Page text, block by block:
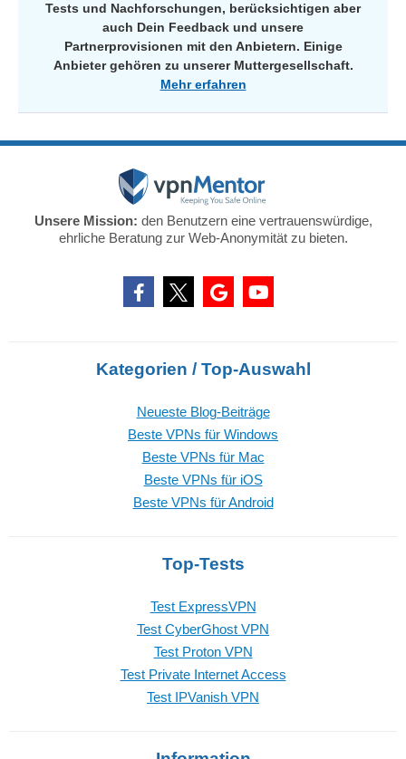
Tests und Nachforschungen, berücksichtigen aber
auch Dein Feedback und unsere
Partnerprovisionen mit den Anbietern. Einige
Anbieter gehören zu unserer Muttergesellschaft.
Mehr erfahren
Unsere Mission: den Benutzern eine vertrauenswürdige,
ehrliche Beratung zur Web-Anonymität zu bieten.
Kategorien / Top-Auswahl
Neueste Blog-Beiträge
Beste VPNs für Windows
Beste VPNs für Mac
Beste VPNs für iOS
Beste VPNs für Android
Top-Tests
Test ExpressVPN
Test CyberGhost VPN
Test Proton VPN
Test Private Internet Access
Test IPVanish VPN